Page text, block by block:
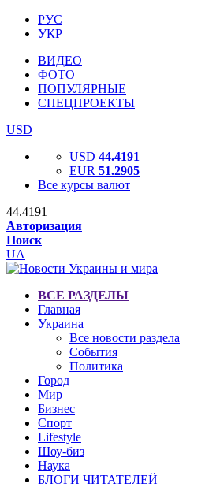
РУС
УКР
ВИДЕО
ФОТО
ПОПУЛЯРНЫЕ
СПЕЦПРОЕКТЫ
USD
USD 44.4191
EUR 51.2905
Все курсы валют
44.4191
Авторизация
Поиск
UA
ВСЕ РАЗДЕЛЫ
Главная
Украина
Все новости раздела
События
Политика
Город
Мир
Бизнес
Спорт
Lifestyle
Шоу-биз
Наука
БЛОГИ ЧИТАТЕЛЕЙ